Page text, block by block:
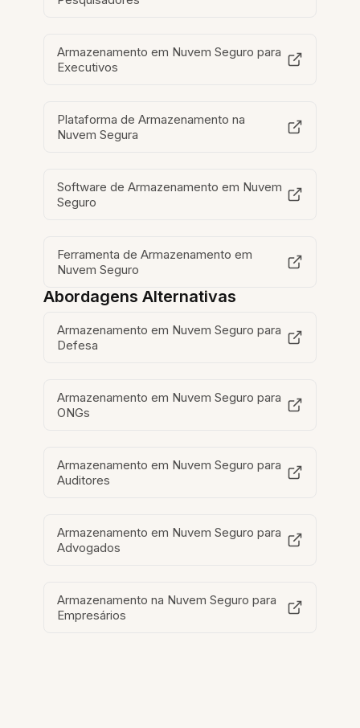
Armazenamento em Nuvem Seguro para
Executivos
Plataforma de Armazenamento na
Nuvem Segura
Software de Armazenamento em Nuvem
Seguro
Ferramenta de Armazenamento em
Nuvem Seguro
Abordagens Alternativas
Armazenamento em Nuvem Seguro para
Defesa
Armazenamento em Nuvem Seguro para
ONGs
Armazenamento em Nuvem Seguro para
Auditores
Armazenamento em Nuvem Seguro para
Advogados
Armazenamento na Nuvem Seguro para
Empresários